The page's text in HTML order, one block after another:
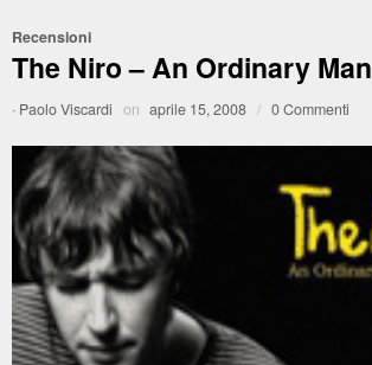
Recensioni
The Niro – An Ordinary Man
· Paolo Viscardi on aprile 15, 2008 / 0 Commenti